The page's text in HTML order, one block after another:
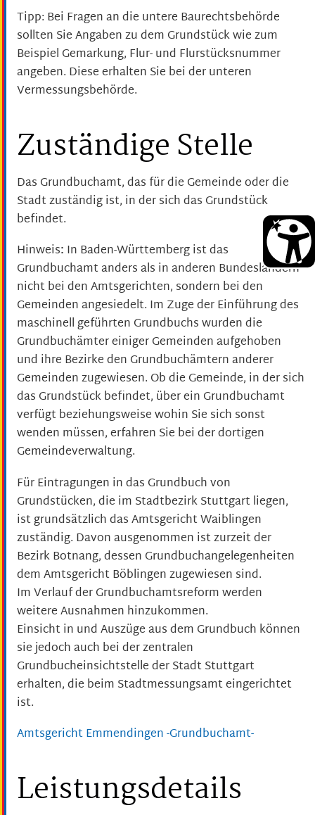
Tipp: Bei Fragen an die untere Baurechtsbehörde
sollten Sie Angaben zu dem Grundstück wie zum
Beispiel Gemarkung, Flur- und Flurstücksnummer
angeben. Diese erhalten Sie bei der unteren
Vermessungsbehörde.
Zuständige Stelle
Das Grundbuchamt, das für die Gemeinde oder die
Stadt zuständig ist, in der sich das Grundstück
befindet.
Hinweis: In Baden-Württemberg ist das
Grundbuchamt anders als in anderen Bundesländern
nicht bei den Amtsgerichten, sondern bei den
Gemeinden angesiedelt. Im Zuge der Einführung des
maschinell geführten Grundbuchs wurden die
Grundbuchämter einiger Gemeinden aufgehoben
und ihre Bezirke den Grundbuchämtern anderer
Gemeinden zugewiesen. Ob die Gemeinde, in der sich
das Grundstück befindet, über ein Grundbuchamt
verfügt beziehungsweise wohin Sie sich sonst
wenden müssen, erfahren Sie bei der dortigen
Gemeindeverwaltung.
Für Eintragungen in das Grundbuch von
Grundstücken, die im Stadtbezirk Stuttgart liegen,
ist grundsätzlich das Amtsgericht Waiblingen
zuständig. Davon ausgenommen ist zurzeit der
Bezirk Botnang, dessen Grundbuchangelegenheiten
dem Amtsgericht Böblingen zugewiesen sind.
Im Verlauf der Grundbuchamtsreform werden
weitere Ausnahmen hinzukommen.
Einsicht in und Auszüge aus dem Grundbuch können
sie jedoch auch bei der zentralen
Grundbucheinsichtstelle der Stadt Stuttgart
erhalten, die beim Stadtmessungsamt eingerichtet
ist.
Amtsgericht Emmendingen -Grundbuchamt-
Leistungsdetails